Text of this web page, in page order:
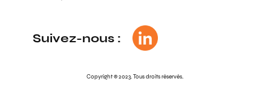
Copyright © 2023. Tous droits réservés.
Suivez-nous :